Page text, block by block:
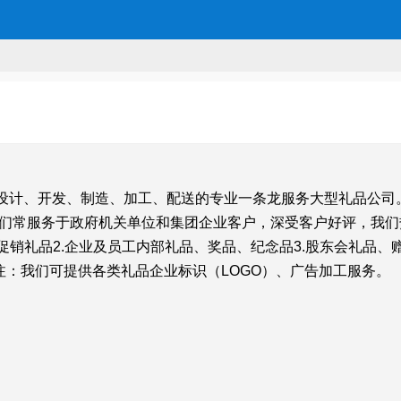
、开发、制造、加工、配送的专业一条龙服务大型礼品公
常服务于政府机关单位和集团企业客户，深受客户好评，我
礼品2.企业及员工内部礼品、奖品、纪念品3.股东会礼品
：我们可提供各类礼品企业标识（LOGO）、广告加工服务